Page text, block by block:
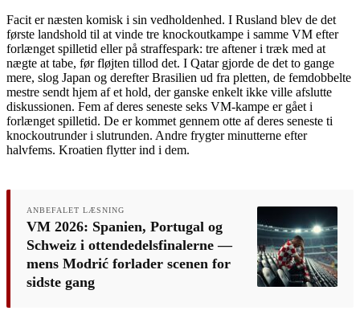
Facit er næsten komisk i sin vedholdenhed. I Rusland blev de det
første landshold til at vinde tre knockoutkampe i samme VM efter
forlænget spilletid eller på straffespark: tre aftener i træk med at
nægte at tabe, før fløjten tillod det. I Qatar gjorde de det to gange
mere, slog Japan og derefter Brasilien ud fra pletten, de femdobbelte
mestre sendt hjem af et hold, der ganske enkelt ikke ville afslutte
diskussionen. Fem af deres seneste seks VM-kampe er gået i
forlænget spilletid. De er kommet gennem otte af deres seneste ti
knockoutrunder i slutrunden. Andre frygter minutterne efter
halvfems. Kroatien flytter ind i dem.
ANBEFALET LÆSNING
VM 2026: Spanien, Portugal og
Schweiz i ottendedelsfinalerne —
mens Modrić forlader scenen for
sidste gang